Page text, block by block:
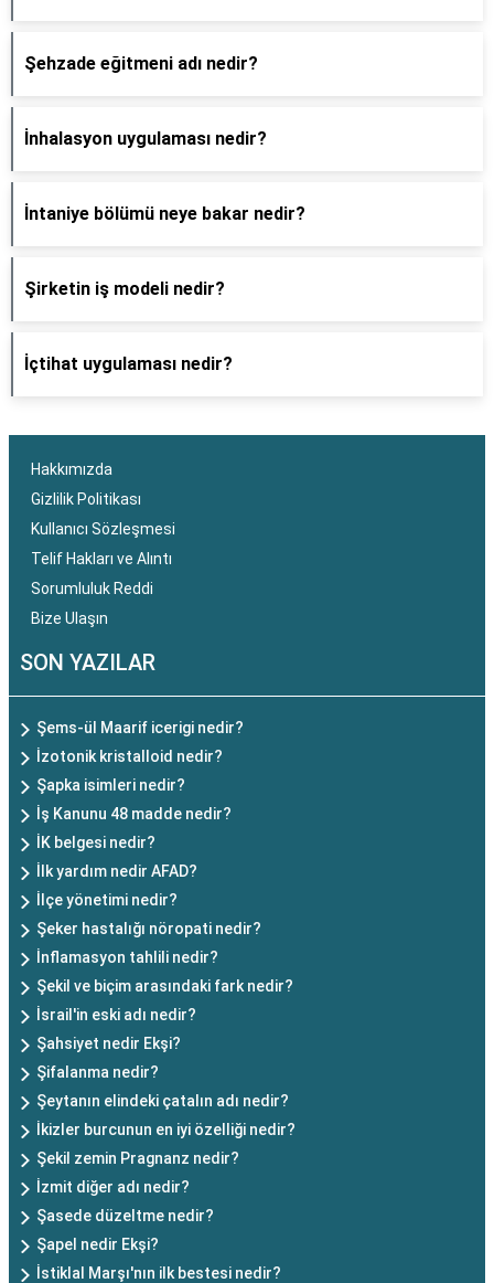
Şehzade eğitmeni adı nedir?
İnhalasyon uygulaması nedir?
İntaniye bölümü neye bakar nedir?
Şirketin iş modeli nedir?
İçtihat uygulaması nedir?
Hakkımızda
Gizlilik Politikası
Kullanıcı Sözleşmesi
Telif Hakları ve Alıntı
Sorumluluk Reddi
Bize Ulaşın
SON YAZILAR
Şems-ül Maarif icerigi nedir?
İzotonik kristalloid nedir?
Şapka isimleri nedir?
İş Kanunu 48 madde nedir?
İK belgesi nedir?
İlk yardım nedir AFAD?
İlçe yönetimi nedir?
Şeker hastalığı nöropati nedir?
İnflamasyon tahlili nedir?
Şekil ve biçim arasındaki fark nedir?
İsrail'in eski adı nedir?
Şahsiyet nedir Ekşi?
Şifalanma nedir?
Şeytanın elindeki çatalın adı nedir?
İkizler burcunun en iyi özelliği nedir?
Şekil zemin Pragnanz nedir?
İzmit diğer adı nedir?
Şasede düzeltme nedir?
Şapel nedir Ekşi?
İstiklal Marşı'nın ilk bestesi nedir?